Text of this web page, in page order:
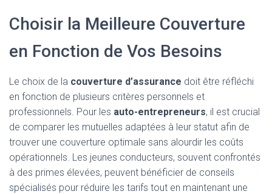
Choisir la Meilleure Couverture
en Fonction de Vos Besoins
Le choix de la couverture d’assurance doit être réfléchi
en fonction de plusieurs critères personnels et
professionnels. Pour les auto-entrepreneurs, il est crucial
de comparer les mutuelles adaptées à leur statut afin de
trouver une couverture optimale sans alourdir les coûts
opérationnels. Les jeunes conducteurs, souvent confrontés
à des primes élevées, peuvent bénéficier de conseils
spécialisés pour réduire les tarifs tout en maintenant une